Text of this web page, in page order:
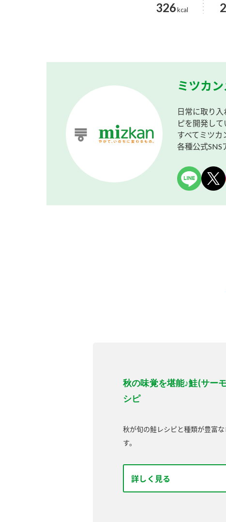
326kcal
ミツカ
日常に取り
ピを開発して
すべてミツカ
各種公式SNS
秋の味覚を堪能♪鮭(サー
シピ
秋が旬の鮭レシピと種類が豊富
す。
詳しく見る